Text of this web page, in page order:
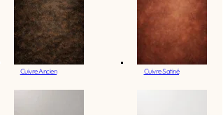
Cuivre Ancien Cuivre Satiné